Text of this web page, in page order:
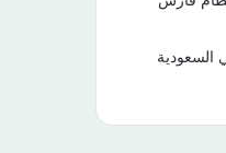
السعودية